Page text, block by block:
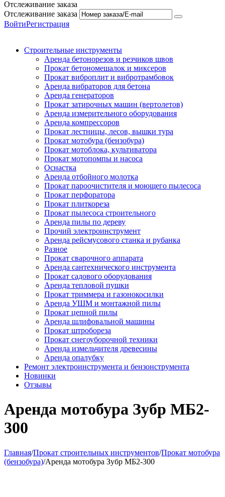
Отслеживание заказа
Отслеживание заказа
ВойтиРегистрация
Строительные инструменты
Аренда бетонорезов и резчиков швов
Прокат бетономешалок и миксеров
Прокат виброплит и вибротрамбовок
Аренда вибраторов для бетона
Аренда генераторов
Прокат затирочных машин (вертолетов)
Аренда измерительного оборудования
Аренда компрессоров
Прокат лестницы, лесов, вышки тура
Прокат мотобура (бензобура)
Прокат мотоблока, культиватора
Прокат мотопомпы и насоса
Оснастка
Аренда отбойного молотка
Прокат пароочистителя и моющего пылесоса
Прокат перфоратора
Прокат плиткореза
Прокат пылесоса строительного
Аренда пилы по дереву
Прочий электроинструмент
Аренда рейсмусового станка и рубанка
Разное
Прокат сварочного аппарата
Аренда сантехнического инструмента
Прокат садового оборудования
Аренда тепловой пушки
Прокат триммера и газонокосилки
Аренда УШМ и монтажной пилы
Прокат цепной пилы
Аренда шлифовальной машины
Прокат штробореза
Прокат снегоуборочной техники
Аренда измельчителя древесины
Аренда опалубку
Ремонт электроинструмента и бензонструмента
Новинки
Отзывы
Аренда мотобура Зубр МБ2-
300
Главная/Прокат строительных инструментов/Прокат мотобура
(бензобура)/Аренда мотобура Зубр МБ2-300